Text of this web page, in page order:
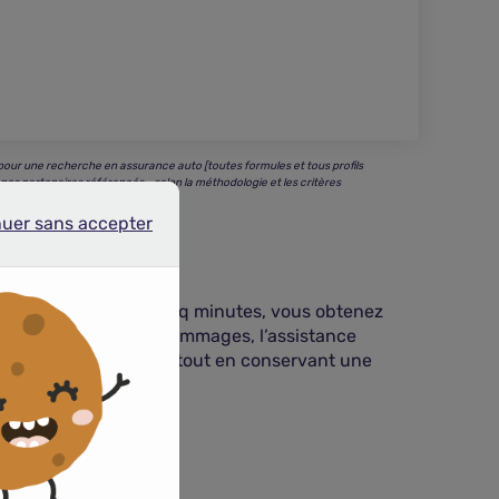
une recherche en assurance auto [toutes formules et tous profils
partenaires référencés - selon la méthodologie et les critères
En moins de cinq minutes, vous obtenez
la franchise dommages, l’assistance
jusqu’à 35 % tout en conservant une
sans accepter
sans accepter